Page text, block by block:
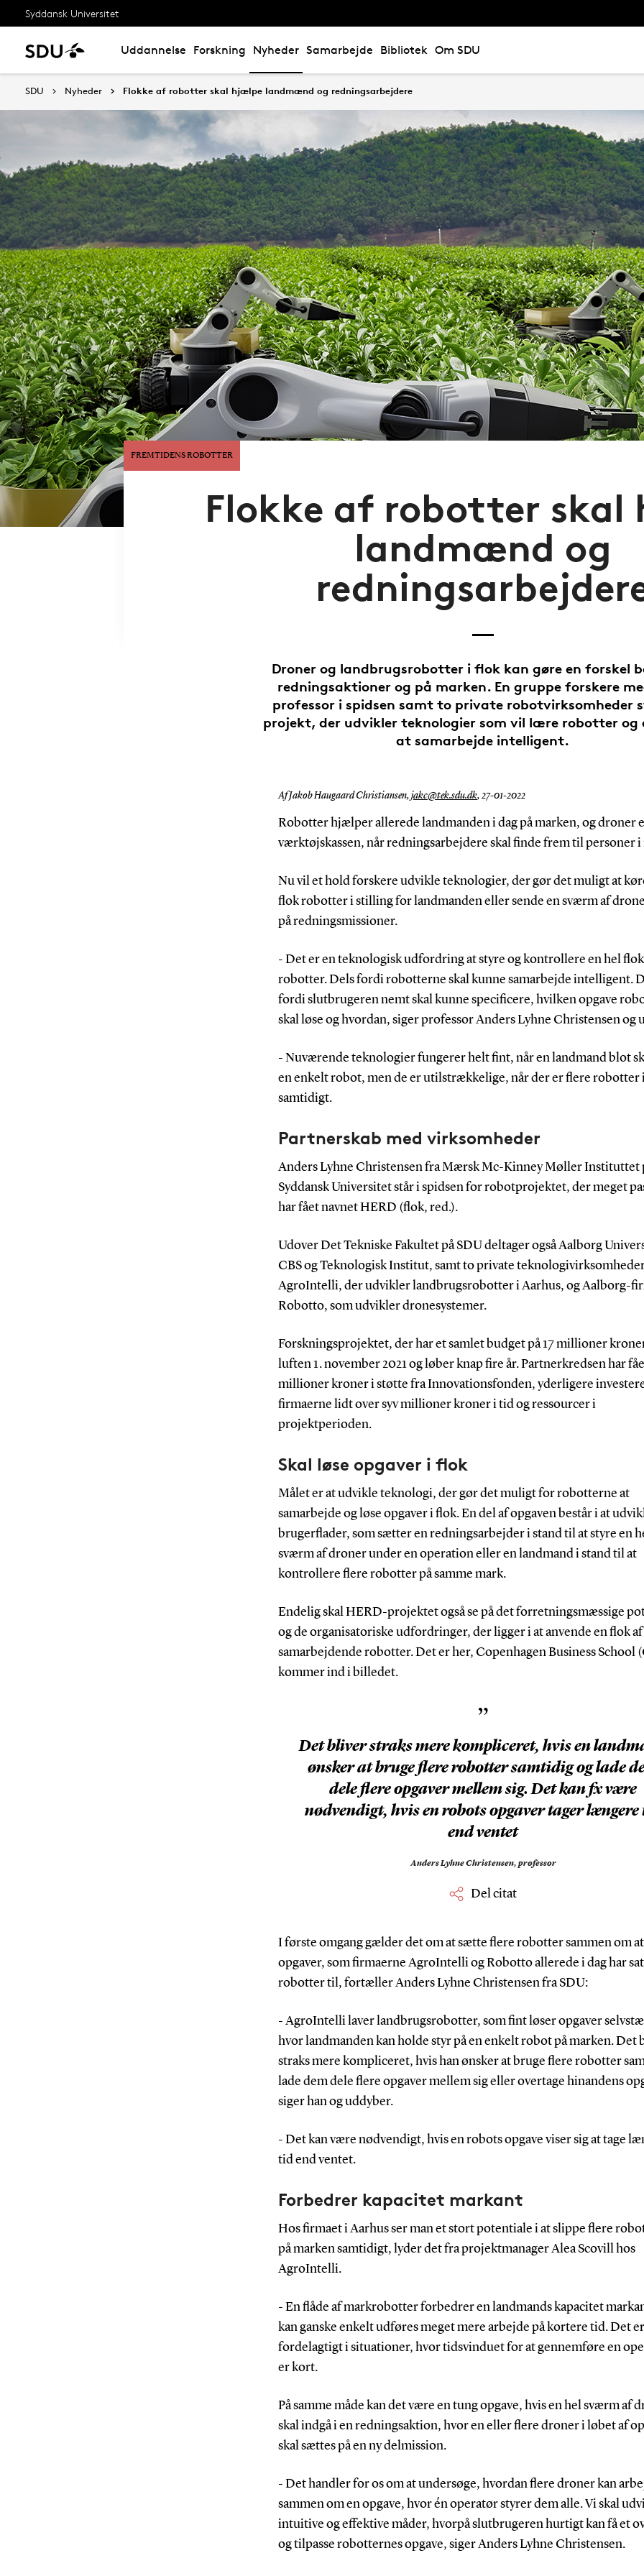
Syddansk Universitet
Uddannelse Forskning Nyheder Samarbejde Bibliotek Om SDU
SDU Nyheder Flokke af robotter skal hjælpe landmænd og redningsarbejdere
FREMTIDENS ROBOTTER
Flokke af robotter
landmænd og
Droner og landbrugsrobotter i flok kan gøre en forskel
redningsaktioner og på marken. En gruppe forskere
professor i spidsen samt to private robotvirksomheder
projekt, der udvikler teknologier som vil lære robotter og
at samarbejde intelligent.
Af Jakob Haugaard Christiansen, jakc@tek.sdu.dk, 27-01-2022
Robotter hjælper allerede landmanden i dag på marken, og droner
værktøjskassen, når redningsarbejdere skal finde frem til personer i
Nu vil et hold forskere udvikle teknologier, der gør det muligt at
flok robotter i stilling for landmanden eller sende en sværm af
på redningsmissioner.
- Det er en teknologisk udfordring at styre og kontrollere en hel
robotter. Dels fordi robotterne skal kunne samarbejde intelligent.
fordi slutbrugeren nemt skal kunne specificere, hvilken opgave
skal løse og hvordan, siger professor Anders Lyhne Christensen og
- Nuværende teknologier fungerer helt fint, når en landmand blot
en enkelt robot, men de er utilstrækkelige, når der er flere robotter i
samtidigt.
Partnerskab med virksomheder
Anders Lyhne Christensen fra Mærsk Mc-Kinney Møller Instituttet
Syddansk Universitet står i spidsen for robotprojektet, der meget
har fået navnet HERD (flok, red.).
Udover Det Tekniske Fakultet på SDU deltager også Aalborg
CBS og Teknologisk Institut, samt to private
AgroIntelli, der udvikler landbrugsrobotter i Aarhus, og Aalborg-
Robotto, som udvikler dronesystemer.
Forskningsprojektet, der har et samlet budget på 17 millioner
luften 1. november 2021 og løber knap fire år. Partnerkredsen har
millioner kroner i støtte fra Innovationsfonden, yderligere
firmaerne lidt over syv millioner kroner i tid og ressourcer i
projektperioden.
Skal løse opgaver i flok
Målet er at udvikle teknologi, der gør det muligt for robotterne at
samarbejde og løse opgaver i flok. En del af opgaven består i at
brugerflader, som sætter en redningsarbejder i stand til at styre en
sværm af droner under en operation eller en landmand i stand til at
kontrollere flere robotter på samme mark.
Endelig skal HERD-projektet også se på det forretningsmæssige
og de organisatoriske udfordringer, der ligger i at anvende en flok af
samarbejdende robotter. Det er her, Copenhagen Business School
kommer ind i billedet.
”
Det bliver straks mere kompliceret, hvis en
ønsker at bruge flere robotter samtidig og lade
dele flere opgaver mellem sig. Det kan fx være
nødvendigt, hvis en robots opgaver tager længere
end ventet
Anders Lyhne Christensen, professor
Del citat
I første omgang gælder det om at sætte flere robotter sammen om at
opgaver, som firmaerne AgroIntelli og Robotto allerede i dag har sat
robotter til, fortæller Anders Lyhne Christensen fra SDU:
- AgroIntelli laver landbrugsrobotter, som fint løser opgaver
hvor landmanden kan holde styr på en enkelt robot på marken. Det
straks mere kompliceret, hvis han ønsker at bruge flere robotter
lade dem dele flere opgaver mellem sig eller overtage hinandens
siger han og uddyber.
- Det kan være nødvendigt, hvis en robots opgave viser sig at tage
tid end ventet.
Forbedrer kapacitet markant
Hos firmaet i Aarhus ser man et stort potentiale i at slippe flere
på marken samtidigt, lyder det fra projektmanager Alea Scovill hos
AgroIntelli.
- En flåde af markrobotter forbedrer en landmands kapacitet
kan ganske enkelt udføres meget mere arbejde på kortere tid. Det
fordelagtigt i situationer, hvor tidsvinduet for at gennemføre en
er kort.
På samme måde kan det være en tung opgave, hvis en hel sværm af
skal indgå i en redningsaktion, hvor en eller flere droner i løbet af
skal sættes på en ny delmission.
- Det handler for os om at undersøge, hvordan flere droner kan
sammen om en opgave, hvor én operatør styrer dem alle. Vi skal
intuitive og effektive måder, hvorpå slutbrugeren hurtigt kan få et
og tilpasse robotternes opgave, siger Anders Lyhne Christensen.